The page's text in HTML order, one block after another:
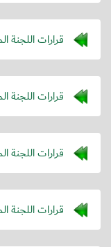
قرارات اللجنة
قرارات اللجنة
قرارات اللجنة
قرارات اللجنة